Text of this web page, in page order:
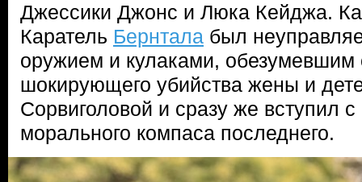
Джессики Джонс и Люка Кейджа.
Каратель Бернтала был
оружием и кулаками, обезумевшим
шокирующего убийства жены и
Сорвиголовой и сразу же вступил
морального компаса последнего.